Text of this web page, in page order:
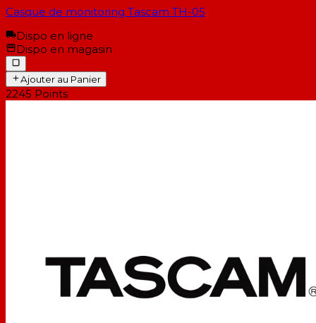
Casque de monitoring Tascam TH-05
Dispo en ligne
Dispo en magasin
Ajouter au Panier
2245 Points